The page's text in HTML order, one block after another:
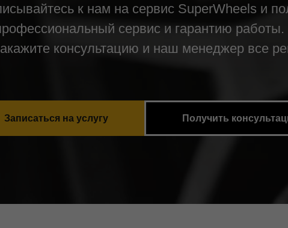
к нам на сервис SuperWheels и
сервис и гарантию
консультацию и наш менеджер все
Записаться на услугу Получить